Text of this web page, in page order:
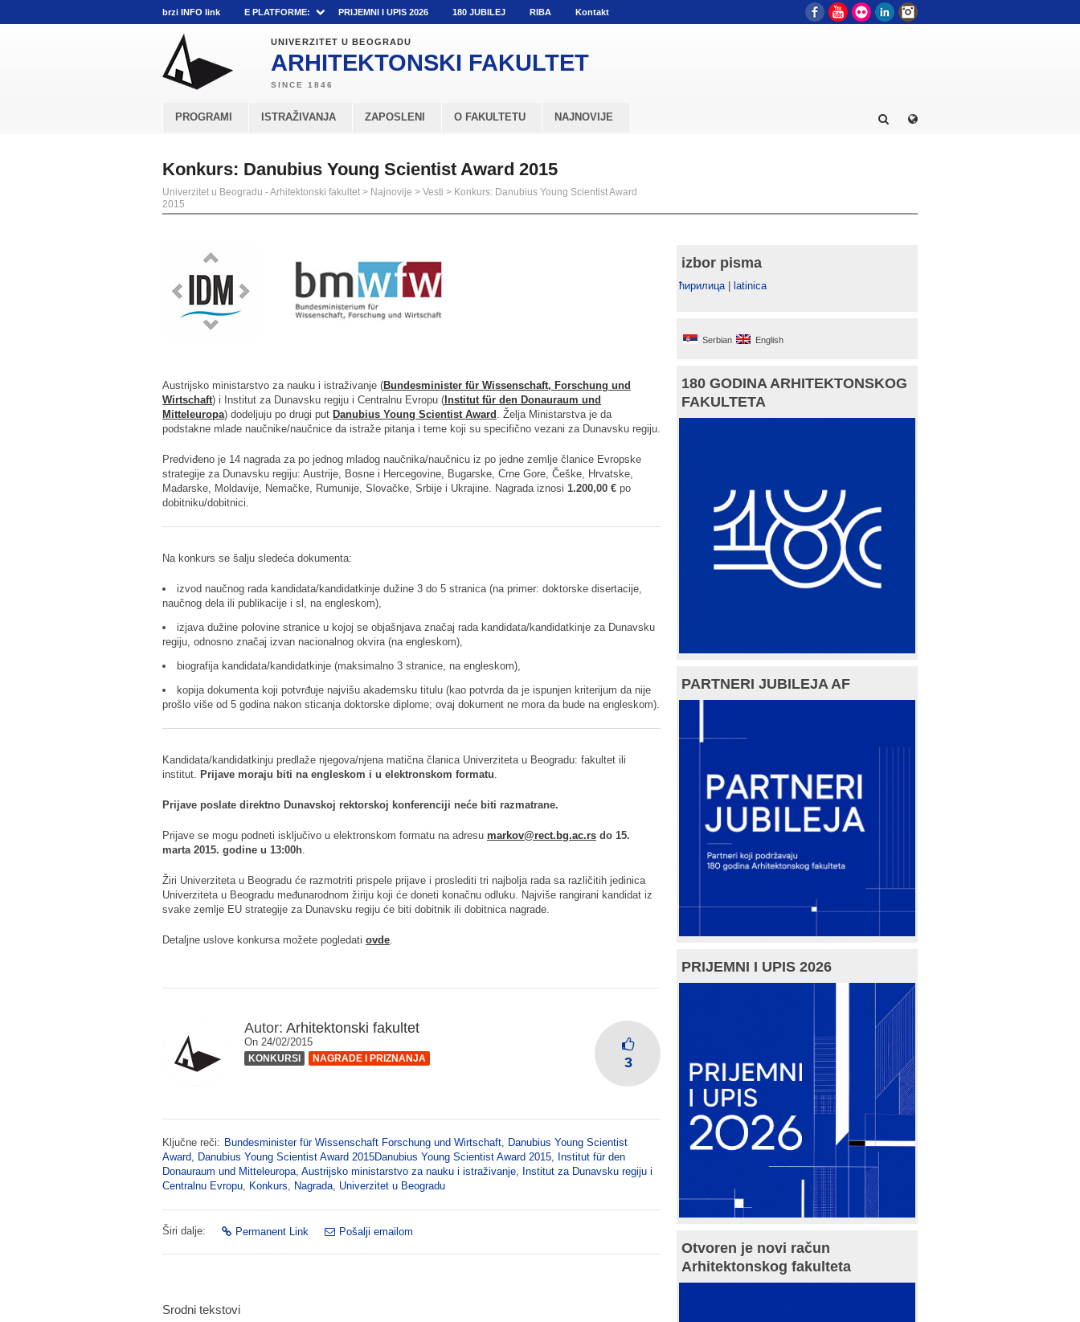
brzi INFO link E PLATFORME: PRIJEMNI I UPIS 2026 180 JUBILEJ RIBA Kontakt FacebookYouTube
Flickr LinkedIn
UNIVERZITET U BEOGRADU
ARHITEKTONSKI FAKULTET
PROGRAMI ISTRAŽIVANJA ZAPOSLENI O FAKULTETU NAJNOVIJE
Konkurs: Danubius Young Scientist Award 2015
Univerzitet u Beogradu - Arhitektonski fakultet > Najnovije > Vesti > Konkurs: Danubius Young Scientist Award
2015
Austrijsko ministarstvo za nauku i istraživanje (Bundesminister für Wissenschaft, Forschung und
Wirtschaft) i Institut za Dunavsku regiju i Centralnu Evropu ( Institut für den Donauraum und
Mitteleuropa) dodeljuju po drugi put Danubius Young Scientist Award . Želja Ministarstva je da
podstakne mlade naučnike/naučnice da istraže pitanja i teme koji su specifično vezani za Dunavsku regiju.
Predviđeno je 14 nagrada za po jednog mladog naučnika/naučnicu iz po jedne zemlje članice Evropske
strategije za Dunavsku regiju: Austrije, Bosne i Hercegovine, Bugarske, Crne Gore, Češke, Hrvatske,
Mađarske, Moldavije, Nemačke, Rumunije, Slovačke, Srbije i Ukrajine. Nagrada iznosi 1.200,00 € po
dobitniku/dobitnici.
Na konkurs se šalju sledeća dokumenta:
izvod naučnog rada kandidata/kandidatkinje dužine 3 do 5 stranica (na primer: doktorske disertacije,
naučnog dela ili publikacije i sl, na engleskom),
izjava dužine polovine stranice u kojoj se objašnjava značaj rada kandidata/kandidatkinje za Dunavsku
regiju, odnosno značaj izvan nacionalnog okvira (na engleskom),
biografija kandidata/kandidatkinje (maksimalno 3 stranice, na engleskom),
kopija dokumenta koji potvrđuje najvišu akademsku titulu (kao potvrda da je ispunjen kriterijum da nije
prošlo više od 5 godina nakon sticanja doktorske diplome; ovaj dokument ne mora da bude na engleskom).
Kandidata/kandidatkinju predlaže njegova/njena matična članica Univerziteta u Beogradu: fakultet ili
institut. Prijave moraju biti na engleskom i u elektronskom formatu.
Prijave poslate direktno Dunavskoj rektorskoj konferenciji neće biti razmatrane.
Prijave se mogu podneti isključivo u elektronskom formatu na adresu markov@rect.bg.ac.rs do 15.
marta 2015. godine u 13:00h.
Žiri Univerziteta u Beogradu će razmotriti prispele prijave i proslediti tri najbolja rada sa različitih jedinica
Univerziteta u Beogradu međunarodnom žiriju koji će doneti konačnu odluku. Najviše rangirani kandidat iz
svake zemlje EU strategije za Dunavsku regiju će biti dobitnik ili dobitnica nagrade.
Detaljne uslove konkursa možete pogledati ovde.
Autor: Arhitektonski fakultet
On 24/02/2015
KONKURSI NAGRADE I PRIZNANJA 3
Ključne reči: Bundesminister für Wissenschaft Forschung und Wirtschaft, Danubius Young Scientist
Award, Danubius Young Scientist Award 2015Danubius Young Scientist Award 2015, Institut für den
Donauraum und Mitteleuropa, Austrijsko ministarstvo za nauku i istraživanje, Institut za Dunavsku regiju i
Centralnu Evropu, Konkurs, Nagrada, Univerzitet u Beogradu
Širi dalje: Permanent Link Pošalji emailom
Srodni tekstovi
izbor pisma
ћирилица| latinica
Serbian English
180 GODINA ARHITEKTONSKOG
FAKULTETA
PARTNERI JUBILEJA AF
PRIJEMNI I UPIS 2026
Otvoren je novi račun
Arhitektonskog fakulteta